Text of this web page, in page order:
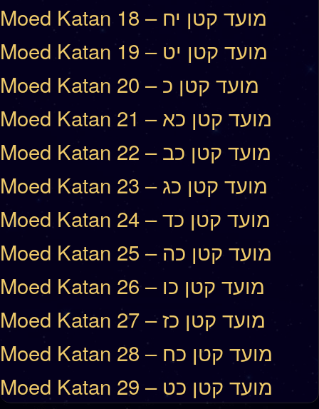
Moed Katan 18 – מועד קטן יח
Moed Katan 19 – מועד קטן יט
Moed Katan 20 – מועד קטן כ
Moed Katan 21 – מועד קטן כא
Moed Katan 22 – מועד קטן כב
Moed Katan 23 – מועד קטן כג
Moed Katan 24 – מועד קטן כד
Moed Katan 25 – מועד קטן כה
Moed Katan 26 – מועד קטן כו
Moed Katan 27 – מועד קטן כז
Moed Katan 28 – מועד קטן כח
Moed Katan 29 – מועד קטן כט